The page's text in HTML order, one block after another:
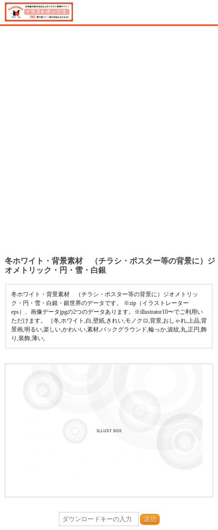
冬ホワイト・背景素材 （チラシ・ポスター等の背景に）ジ
オメトリック・円・雪・白銀
冬ホワイト・背景素材 （チラシ・ポスター等の背景に）ジオメトリッ
ク・円・雪・白銀・銀世界のデータです。 ※zip（イラストレーター
eps）、画像データjpgの2つのデータあります。※illustrator10〜でご利用い
ただけます。 ［冬,ホワイト,白,壁紙,きれい,モノクロ,背景,おしゃれ,上品,背
景画,明るい,楽しい,かわいい,素材,バックグラウンド,輪っか,波紋,丸,正円,飾
り,装飾,薄い,
送信